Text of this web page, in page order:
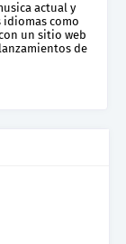
actual y
idiomas como
un sitio web
de